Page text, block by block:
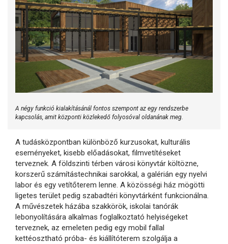
A négy funkció kialakításánál fontos szempont az egy rendszerbe
kapcsolás, amit központi közlekedő folyosóval oldanának meg.
A tudásközpontban különböző kurzusokat, kulturális
eseményeket, kisebb előadásokat, filmvetítéseket
terveznek. A földszinti térben városi könyvtár költözne,
korszerű számítástechnikai sarokkal, a galérián egy nyelvi
labor és egy vetítőterem lenne. A közösségi ház mögötti
ligetes terület pedig szabadtéri könyvtárként funkcionálna.
A művészetek házába szakkörök, iskolai tanórák
lebonyolítására alkalmas foglalkoztató helyiségeket
terveznek, az emeleten pedig egy mobil fallal
kettéosztható próba- és kiállítóterem szolgálja a